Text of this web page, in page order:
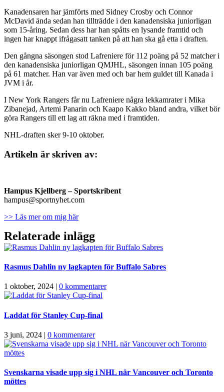
Kanadensaren har jämförts med Sidney Crosby och Connor
McDavid ända sedan han tillträdde i den kanadensiska juniorligan
som 15-åring. Sedan dess har han spåtts en lysande framtid och
ingen har knappt ifrågasatt tanken på att han ska gå etta i draften.
Den gångna säsongen stod Lafreniere för 112 poäng på 52 matcher i
den kanadensiska juniorligan QMJHL, säsongen innan 105 poäng
på 61 matcher. Han var även med och bar hem guldet till Kanada i
JVM i år.
I New York Rangers får nu Lafreniere några lekkamrater i Mika
Zibanejad, Artemi Panarin och Kaapo Kakko bland andra, vilket bör
göra Rangers till ett lag att räkna med i framtiden.
NHL-draften sker 9-10 oktober.
Artikeln är skriven av:
Hampus Kjellberg– Sportskribent
hampus@sportnyhet.com
>> Läs mer om mig här
Relaterade inlägg
Rasmus Dahlin ny lagkapten för Buffalo Sabres
1 oktober, 2024 | 0 kommentarer
Laddat för Stanley Cup-final
3 juni, 2024 | 0 kommentarer
Svenskarna visade upp sig i NHL när Vancouver och Toronto
möttes